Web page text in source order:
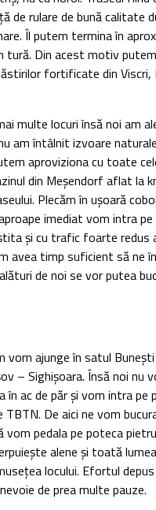
de rulare de bună calitate
Îl putem termina în
tură. Din acest motiv
fortificate din Viscri,
multe locuri însă noi am
am întâlnit izvoare
aproviziona cu toate
din Meşendorf aflat la
Plecăm în uşoară
imediat vom intra
şi cu trafic foarte redus
avea timp suficient să ne
de noi se vor putea
vom ajunge în satul Buneşti
– Sighişoara. Însă noi nu
ac de păr şi vom intra pe
De aici ne vom
vom pedala pe poteca
alene şi toată
locului. Efortul
de prea multe pauze.